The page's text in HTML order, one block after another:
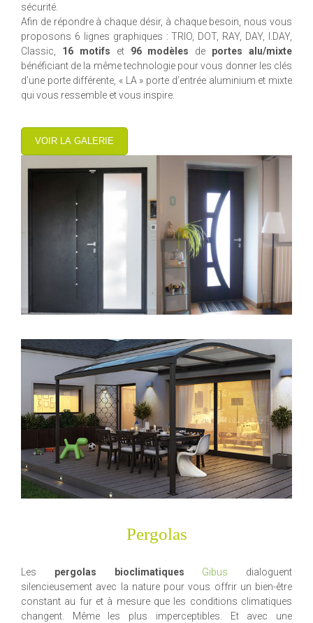
sécurité.
Afin de répondre à chaque désir, à chaque besoin, nous vous
proposons 6 lignes graphiques : TRIO, DOT, RAY, DAY, I.DAY,
Classic, 16 motifs et 96 modèles de portes alu/mixte
bénéficiant de la même technologie pour vous donner les clés
d’une porte différente, « LA » porte d’entrée aluminium et mixte
qui vous ressemble et vous inspire.
VOIR LA GALERIE
Pergolas
Les pergolas bioclimatiques Gibus dialoguent
silencieusement avec la nature pour vous offrir un bien-être
constant au fur et à mesure que les conditions climatiques
changent. Même les plus imperceptibles. Et avec une